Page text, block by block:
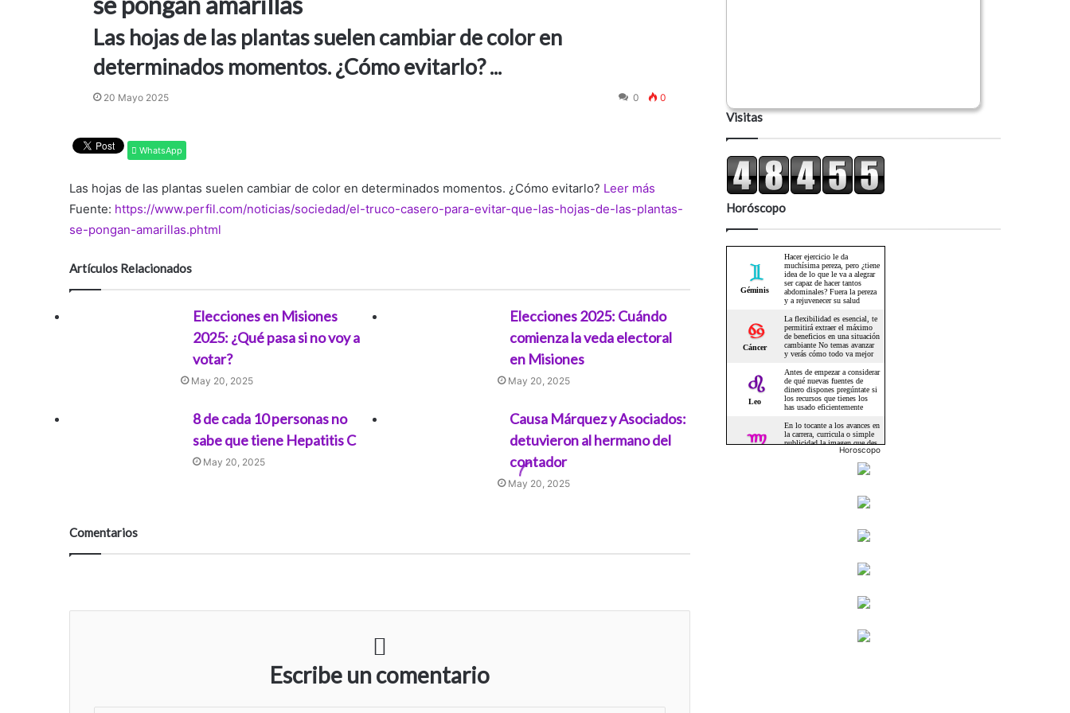
Las hojas de las plantas suelen cambiar de color en
determinados momentos. ¿Cómo evitarlo? ...
20 Mayo 2025 0 0
WhatsApp
Las hojas de las plantas suelen cambiar de color en determinados momentos. ¿Cómo evitarlo? Leer más
Fuente: https://www.perfil.com/noticias/sociedad/el-truco-casero-para-evitar-que-las-hojas-de-las-plantas-
se-pongan-amarillas.phtml
Artículos Relacionados
Elecciones en Misiones
2025: ¿Qué pasa si no voy a
votar?
May 20, 2025
Elecciones 2025: Cuándo
comienza la veda electoral
en Misiones
May 20, 2025
8 de cada 10 personas no
sabe que tiene Hepatitis C
May 20, 2025
Causa Márquez y Asociados:
detuvieron al hermano del
contador
May 20, 2025
Comentarios
Escribe un comentario
Visitas
Horóscopo
Horoscopo